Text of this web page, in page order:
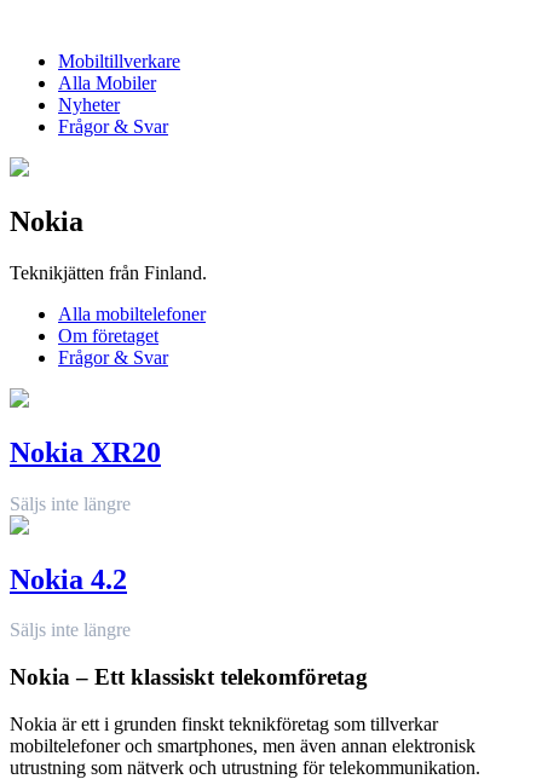
Mobiltillverkare
Alla Mobiler
Nyheter
Frågor & Svar
Nokia
Teknikjätten från Finland.
Alla mobiltelefoner
Om företaget
Frågor & Svar
Nokia XR20
Säljs inte längre
Nokia 4.2
Säljs inte längre
Nokia – Ett klassiskt telekomföretag
Nokia är ett i grunden finskt teknikföretag som tillverkar
mobiltelefoner och smartphones, men även annan elektronisk
utrustning som nätverk och utrustning för telekommunikation.